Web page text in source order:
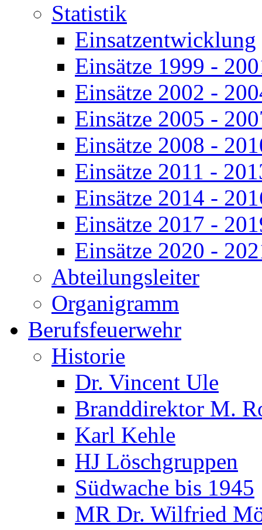
Statistik
Einsatzentwicklung
Einsätze 1999 -
Einsätze 2002 -
Einsätze 2005 -
Einsätze 2008 -
Einsätze 2011 -
Einsätze 2014 -
Einsätze 2017 -
Einsätze 2020 -
Abteilungsleiter
Organigramm
Berufsfeuerwehr
Historie
Dr. Vincent Ule
Branddirektor M.
Karl Kehle
HJ Löschgruppen
Südwache bis 1945
MR Dr. Wilfried